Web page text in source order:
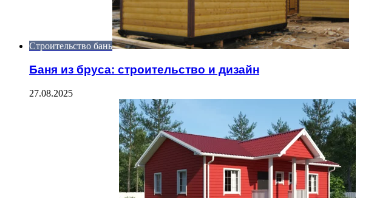
Строительство бань
Баня из бруса: строительство и дизайн
27.08.2025